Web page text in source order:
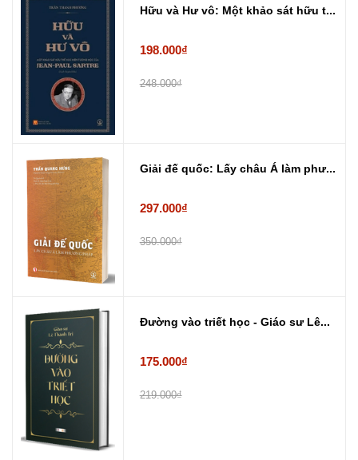
Hữu và Hư vô: Một khảo sát hữu t...
198.000₫
248.000₫
Giải đế quốc: Lấy châu Á làm phư...
297.000₫
350.000₫
Đường vào triết học - Giáo sư Lê...
175.000₫
219.000₫